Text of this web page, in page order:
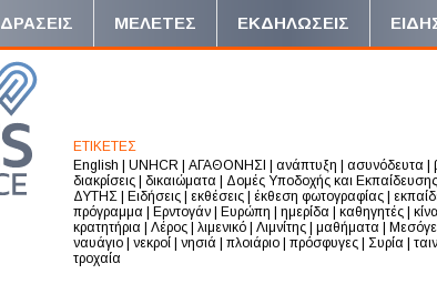
ΔΡΑΣΕΙΣ ΜΕΛΕΤΕΣ ΕΚΔΗΛΩΣΕΙΣ
ΕΤΙΚΕΤΕΣ
English
UNHCR ΑΓΑΘΟΝΗΣΙ ανάπτυξη ασυνόδευτα
διακρίσεις| δικαιώματα Δομές Υποδοχής και
ΔΥΤΗΣ| Ειδήσεις| εκθέσεις| έκθεση φωτογραφίας|
πρόγραμμα
Ερντογάν| Ευρώπη ημερίδα καθηγητές| κίνα
κρατητήρια
Λέρος| λιμενικό| Λιμνίτης| μαθήματα
ναυάγιο| νεκροί| νησιά πλοιάριο| πρόσφυγες| Συρία
τροχαία